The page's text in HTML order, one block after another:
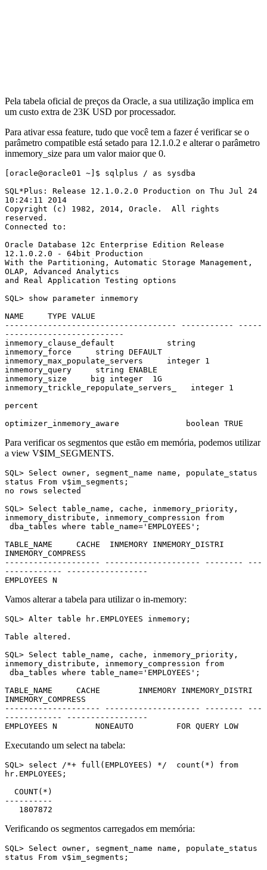
Pela tabela oficial de preços da Oracle, a sua utilização implica em
um custo extra de 23K USD por processador.
Para ativar essa feature, tudo que você tem a fazer é verificar se o
parâmetro compatible está setado para 12.1.0.2 e alterar o parâmetro
inmemory_size para um valor maior que 0.
[oracle@oracle01 ~]$ sqlplus / as sysdba
SQL*Plus: Release 12.1.0.2.0 Production on Thu Jul 24
10:24:11 2014
Copyright (c) 1982, 2014, Oracle.  All rights
reserved.
Connected to:
Oracle Database 12c Enterprise Edition Release
12.1.0.2.0 - 64bit Production
With the Partitioning, Automatic Storage Management,
OLAP, Advanced Analytics
and Real Application Testing options
SQL> show parameter inmemory
NAME     TYPE VALUE
------------------------------------ ----------- -----
-------------------------
inmemory_clause_default           string
inmemory_force     string DEFAULT
inmemory_max_populate_servers     integer 1
inmemory_query     string ENABLE
inmemory_size     big integer  1G
inmemory_trickle_repopulate_servers_   integer 1
percent
optimizer_inmemory_aware              boolean TRUE
Para verificar os segmentos que estão em memória, podemos utilizar
a view V$IM_SEGMENTS.
SQL> Select owner, segment_name name, populate_status
status From v$im_segments;
no rows selected
SQL> Select table_name, cache, inmemory_priority,
inmemory_distribute, inmemory_compression from
dba_tables where table_name='EMPLOYEES';
TABLE_NAME     CACHE  INMEMORY INMEMORY_DISTRI
INMEMORY_COMPRESS
-------------------- -------------------- -------- ---
------------ -----------------
EMPLOYEES N
Vamos alterar a tabela para utilizar o in-memory:
SQL> Alter table hr.EMPLOYEES inmemory;
Table altered.
SQL> Select table_name, cache, inmemory_priority,
inmemory_distribute, inmemory_compression from
dba_tables where table_name='EMPLOYEES';
TABLE_NAME     CACHE        INMEMORY INMEMORY_DISTRI
INMEMORY_COMPRESS
-------------------- -------------------- -------- ---
------------ -----------------
EMPLOYEES N        NONEAUTO         FOR QUERY LOW
Executando um select na tabela:
SQL> select /*+ full(EMPLOYEES) */  count(*) from
hr.EMPLOYEES;
----------
1807872
Verificando os segmentos carregados em memória:
SQL> Select owner, segment_name name, populate_status
status From v$im_segments;